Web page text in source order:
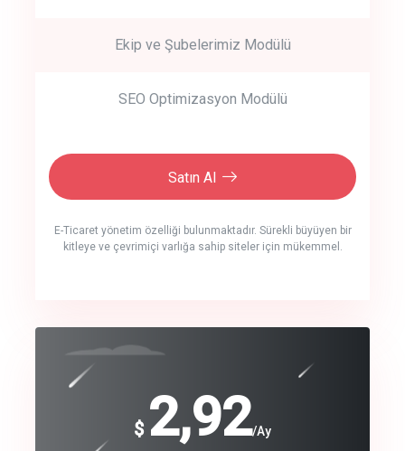
Ekip ve Şubelerimiz Modülü
SEO Optimizasyon Modülü
Satın Al
E-Ticaret yönetim özelliği bulunmaktadır. Sürekli büyüyen bir
kitleye ve çevrimiçi varlığa sahip siteler için mükemmel.
crm auto cync
track energy costs
$ 2,92/Ay
$
240